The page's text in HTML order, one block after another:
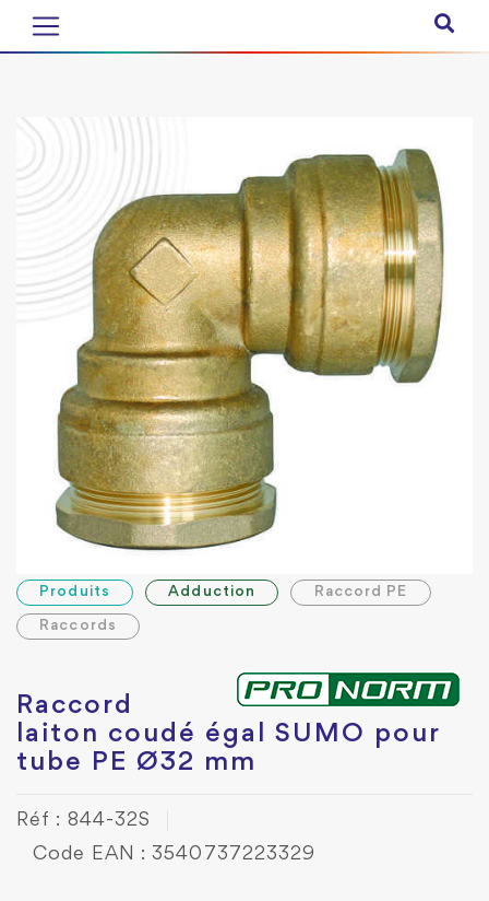
Produits Adduction Raccord PE
Raccords
Raccord
laiton coudé égal SUMO pour
tube PE Ø32 mm
Réf : 844-32S
Code EAN : 3540737223329